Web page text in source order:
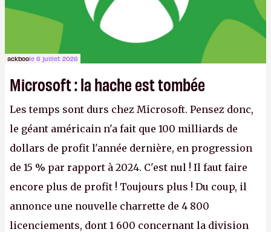
ackboole 6 juillet 2026
Microsoft : la hache est tombée
Les temps sont durs chez Microsoft. Pensez donc,
le géant américain n'a fait que 100 milliards de
dollars de profit l'année dernière, en progression
de 15 % par rapport à 2024. C'est nul ! Il faut faire
encore plus de profit ! Toujours plus ! Du coup, il
annonce une nouvelle charrette de 4 800
licenciements, dont 1 600 concernant la division